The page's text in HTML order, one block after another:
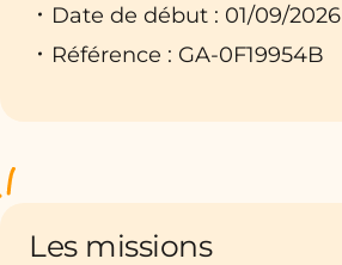
Date de début : 01/09/2026
Référence : GA-0F19954B
Les missions